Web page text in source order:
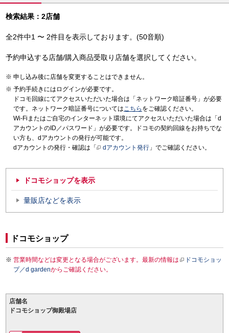
検索結果：2店舗
全2件中1 〜 2件目を表示しております。(50音順)
予約申込する店舗/購入商品受取り店舗を選択してください。
申し込み後に店舗を変更することはできません。
予約手続きにはログインが必要です。
ドコモ回線にてアクセスいただいた場合は「ネットワーク暗証番号」が必要
です。ネットワーク暗証番号についてはこちら をご確認ください。
Wi-Fiまたはご自宅のインターネット環境にてアクセスいただいた場合は「d
アカウントのID／パスワード」が必要です。ドコモの契約回線をお持ちでな
い方も、dアカウントの発行が可能です。
dアカウントの発行・確認は「
dアカウント発行 」でご確認ください。
ドコモショップを表示
量販店などを表示
ドコモショップ
営業時間などは変更となる場合がございます。最新の情報は
ドコモショッ
プ／d gardenからご確認ください。
店舗名
ドコモショップ御殿場店